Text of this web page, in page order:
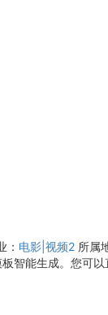
： 电影|视频2 所属
智能生成。您可